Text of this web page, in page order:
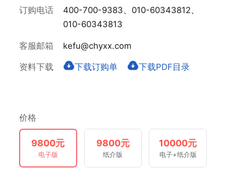
订购电话
400-700-9383、010-60343812、
010-60343813
客服邮箱 kefu@chyxx.com
资料下载 下载订购单 下载PDF目录
价格
9800元
电子版
9800元
纸介版
10000元
电子+纸介版